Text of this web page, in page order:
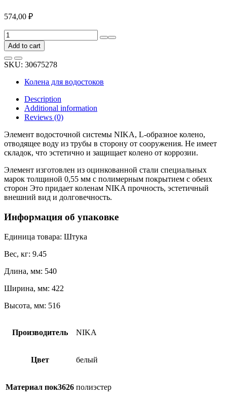
574,00 ₽
Колено
трубы
NIKA
круглое
сливное
завальцованным
торцом,
RAL
9003
В0000019250
quantity
Add to cart
SKU: 30675278
Колена для водостоков
Description
Additional information
Reviews (0)
Элемент водосточной системы NIKA, L-образное колено,
отводящее воду из трубы в сторону от сооружения. Не имеет
складок, что эстетично и защищает колено от коррозии.
Элемент изготовлен из оцинкованной стали специальных
марок толщиной 0,55 мм с полимерным покрытием с обеих
сторон Это придает коленам NIKA прочность, эстетичный
внешний вид и долговечность.
Информация об упаковке
Единица товара: Штука
Вес, кг: 9.45
Длина, мм: 540
Ширина, мм: 422
Высота, мм: 516
Производитель NIKA
Цвет белый
Материал пок3626 полиэстер